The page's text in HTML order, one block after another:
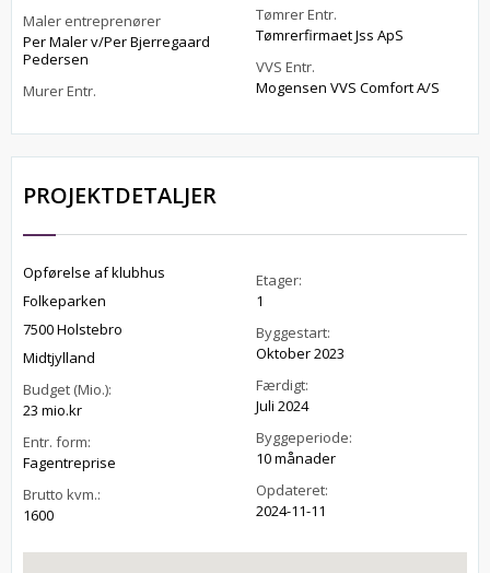
Maler entreprenører
Per Maler v/Per Bjerregaard
Pedersen
Murer Entr.
Tømrer Entr.
Tømrerfirmaet Jss ApS
VVS Entr.
Mogensen VVS Comfort A/S
PROJEKTDETALJER
Opførelse af klubhus
Folkeparken
7500 Holstebro
Midtjylland
Budget (Mio.):
23 mio.kr
Entr. form:
Fagentreprise
Brutto kvm.:
1600
Etager:
1
Byggestart:
Oktober 2023
Færdigt:
Juli 2024
Byggeperiode:
10 månader
Opdateret:
2024-11-11